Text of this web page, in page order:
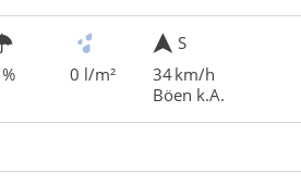
0 l/m²
S
34 km/h
Böen k.A.